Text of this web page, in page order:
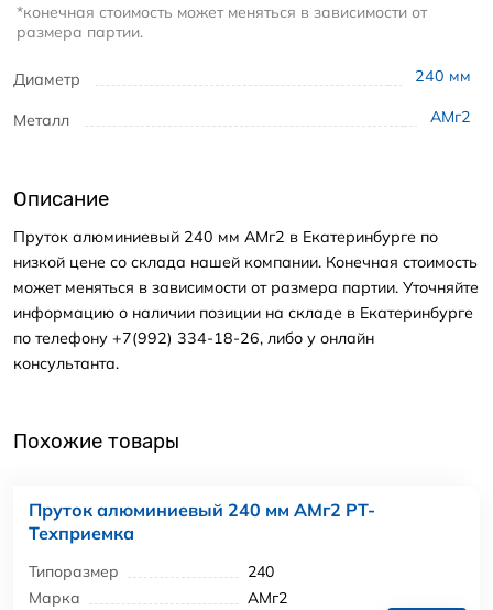
Диаметр 240 мм
Металл АМг2
*конечная стоимость может меняться в зависимости от
размера партии.
Описание
Пруток алюминиевый 240 мм АМг2 в Екатеринбурге по
низкой цене со склада нашей компании. Конечная стоимость
может меняться в зависимости от размера партии. Уточняйте
информацию о наличии позиции на складе в Екатеринбурге
по телефону +7(992) 334-18-26, либо у онлайн
консультанта.
Похожие товары
Пруток алюминиевый 240 мм АМг2 РТ-
Техприемка
Типоразмер
240
Марка
АМг2